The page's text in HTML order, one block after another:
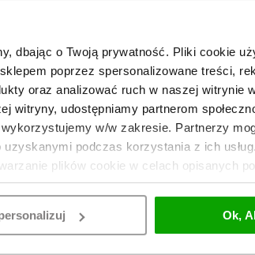
dbając o Twoją prywatność. Pliki cookie
poprzez spersonalizowane treści,
oraz analizować ruch w naszej witrynie
witryny, udostępniamy partnerom
w/w zakresie. Partnerzy
podczas korzystania z ich
plików cookie w celach opisanych
Ok,
udzieli pisemnego upoważnienia.
Obejmuje to wiercenie dziur lub
zalecany przez producenta.
i pierścienia ceramicznego,
lub wynikowe z tego powodu szkody.
utratę gwarancji. Praktyka ta jest
się z realizacji dostawy w ramach